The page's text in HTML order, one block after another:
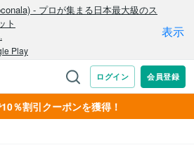
％割引クーポンを獲得！